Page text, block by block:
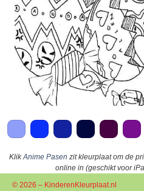
KlikAnime Pasen zit kleurplaat om de
online in (geschikt voor
© 2026 – KinderenKleurplaat.nl